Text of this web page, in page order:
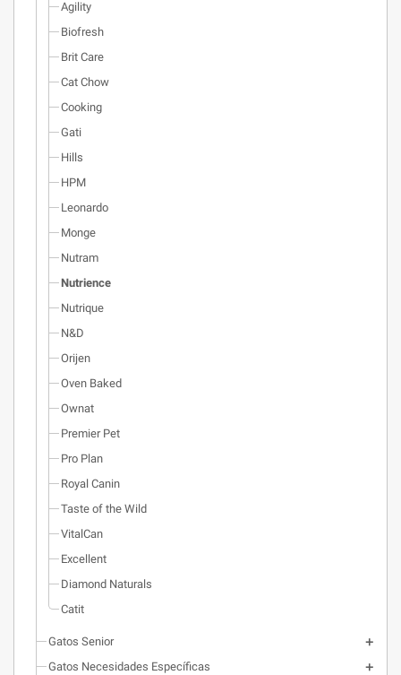
Agility
Biofresh
Brit Care
Cat Chow
Cooking
Gati
Hills
HPM
Leonardo
Monge
Nutram
Nutrience
Nutrique
N&D
Orijen
Oven Baked
Ownat
Premier Pet
Pro Plan
Royal Canin
Taste of the Wild
VitalCan
Excellent
Diamond Naturals
Catit
Gatos Senior
Gatos Necesidades Específicas